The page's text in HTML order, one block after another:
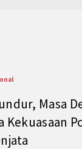
Masa
Kekuasaan